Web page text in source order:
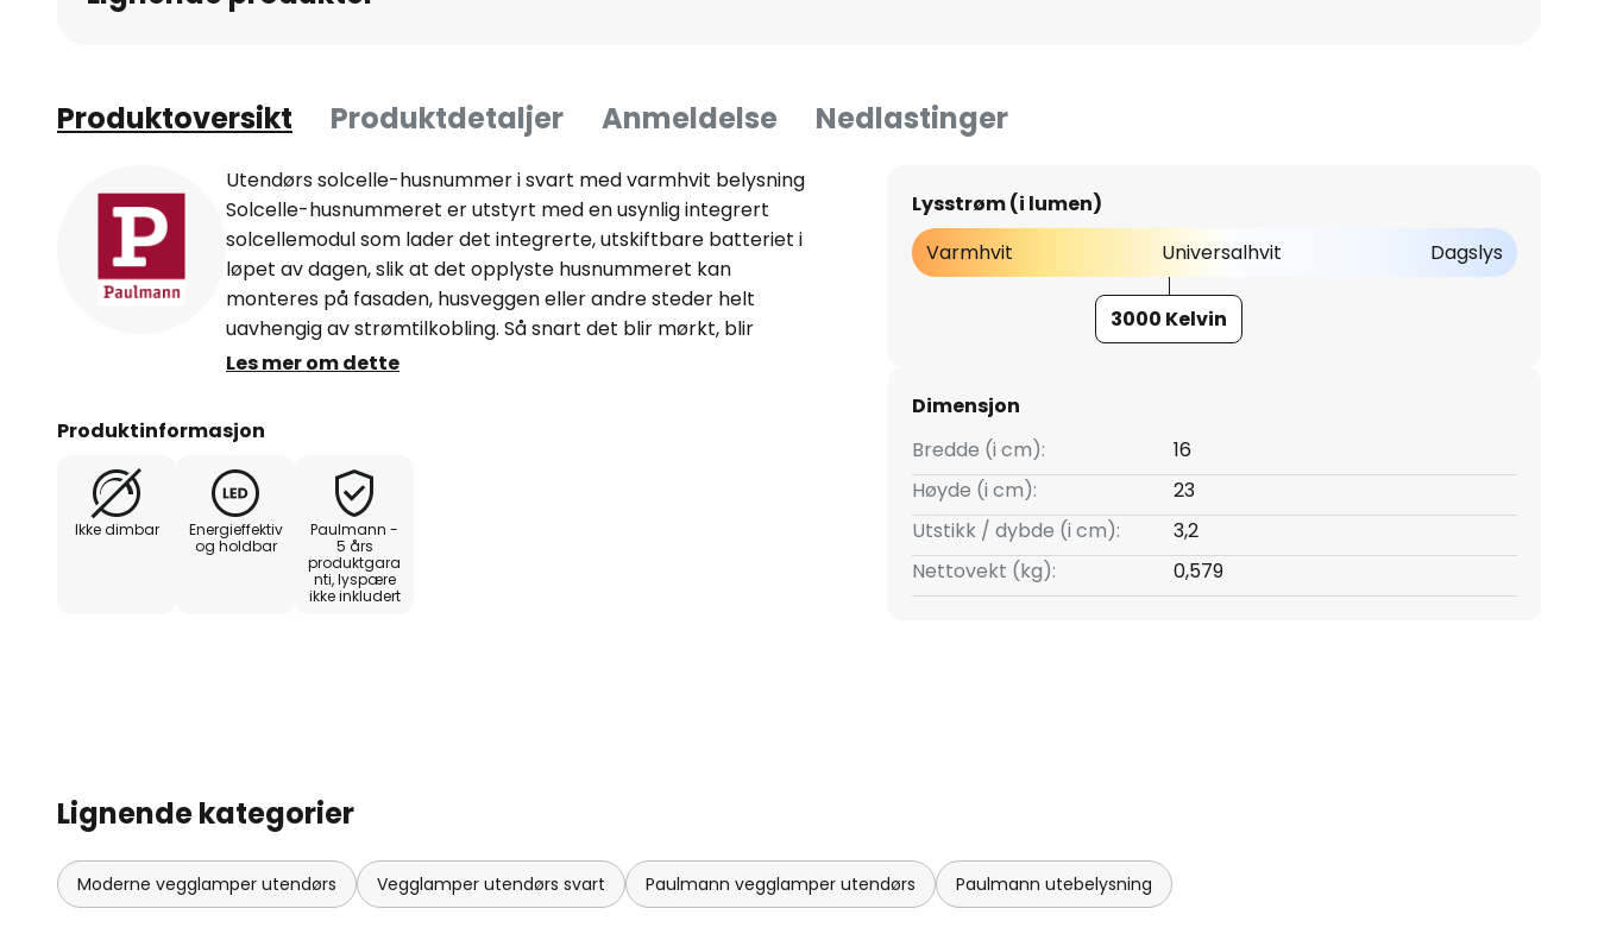
Produktoversikt Produktdetaljer Anmeldelse Nedlastinger
Utendørs solcelle-husnummer i svart med varmhvit belysning
Solcelle-husnummeret er utstyrt med en usynlig integrert
solcellemodul som lader det integrerte, utskiftbare batteriet i
løpet av dagen, slik at det opplyste husnummeret kan
monteres på fasaden, husveggen eller andre steder helt
uavhengig av strømtilkobling. Så snart det blir mørkt, blir
husnummeret indirekte opplyst av de integrerte, varmhvite
satensierte ramme - Maks. belysningstid med fullt batteri 8
timer - Ladetid 12 timer - Batteri 1 x AAA 1,5 V (mikro), inkludert
Les mer om dette
Produktinformasjon
Ikke dimbar
Energieffektiv
og holdbar
Paulmann -
5 års
produktgara
nti, lyspære
ikke inkludert
Lysstrøm (i lumen)
Varmhvit
Universalhvit Dagslys
3000 Kelvin
Dimensjon
Bredde (i cm):
16
Høyde (i cm):
23
Utstikk / dybde (i cm):
3,2
Nettovekt (kg):
0,579
Lignende kategorier
Moderne vegglamper utendørs Vegglamper utendørs svart Paulmann vegglamper utendørs Paulmann utebelysning